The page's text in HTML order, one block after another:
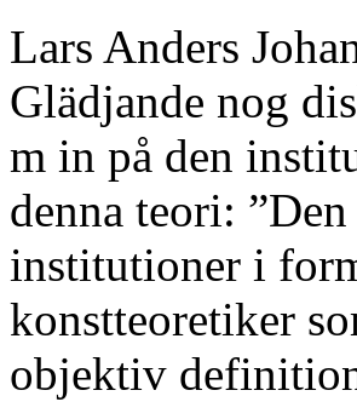
Lars Anders
Glädjande nog
m in på den
denna teori:
institutioner i
konstteoretiker
objektiv